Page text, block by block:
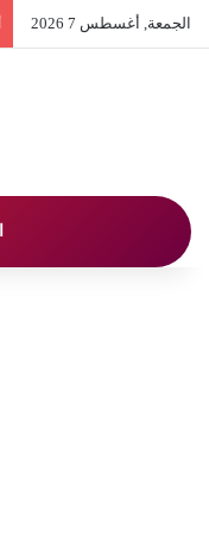
الجمعة, أغسطس 7 2026